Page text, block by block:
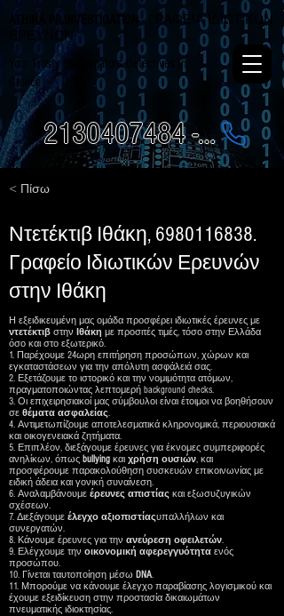
ATHINA PR.INVESTIGATION - ΓΡΑΦΕΙΑ ΙΔΙΩΤΙΚΩΝ
ΕΡΕΥΝΩΝ
Your Trusty Investigators Detectives in
Greece
2130407484 - 6984337249
< Πίσω
Ντετέκτιβ Ιθάκη, 6980116838.
Γραφείο Ιδιωτικών Ερευνών
στην Ιθάκη
Η εξειδικευμένη μας ομάδα προσφέρει ιδιωτικές έρευνες με
ντετέκτιβ στην Ιθάκη με προσιτές τιμές, τόσο στην Ελλάδα
όσο και στο εξωτερικό.
1. Παρέχουμε 24ωρη επιτήρηση προσώπων, χώρων και
εγκαταστάσεων για την απόλυτη ασφάλειά σας.
2. Εξετάζουμε το ιστορικό και την νομιμότητα ατόμων,
πραγματοποιώντας λεπτομερή background checks.
3. Οι επιχειρησιακοί μας σύμβουλοι είναι έτοιμοι να βοηθήσουν
σε θέματα ασφαλείας.
4. Αντιμετωπίζουμε αποτελεσματικά κληρονομικά, περιουσιακά
και οικογενειακά ζητήματα.
5. Επιπλέον, διεξάγουμε έρευνες για έκνομες συμπεριφορές
ανηλίκων, όπως bullying και χρήση ουσιών, και
προσφέρουμε παρακολούθηση συσκευών επικοινωνίας με
ειδική άδεια και γονική συναίνεση.
6. Αναλαμβάνουμε έρευνες απιστίας και εξωσυζυγικών
σχέσεων.
7. Διεξάγουμε έλεγχο αξιοπιστίαςυπαλλήλων και
συνεργατών.
8. Κάνουμε έρευνες για την ανεύρεση οφειλετών.
9. Ελέγχουμε την οικονομική αφερεγγυότητα ενός
προσώπου.
10. Γίνεται ταυτοποίηση μέσω DNA.
11. Μπορούμε να κάνουμε έλεγχο παραβίασης λογισμικού και
έχουμε εξειδίκευση στην προστασία δικαιωμάτων
πνευματικής ιδιοκτησίας.